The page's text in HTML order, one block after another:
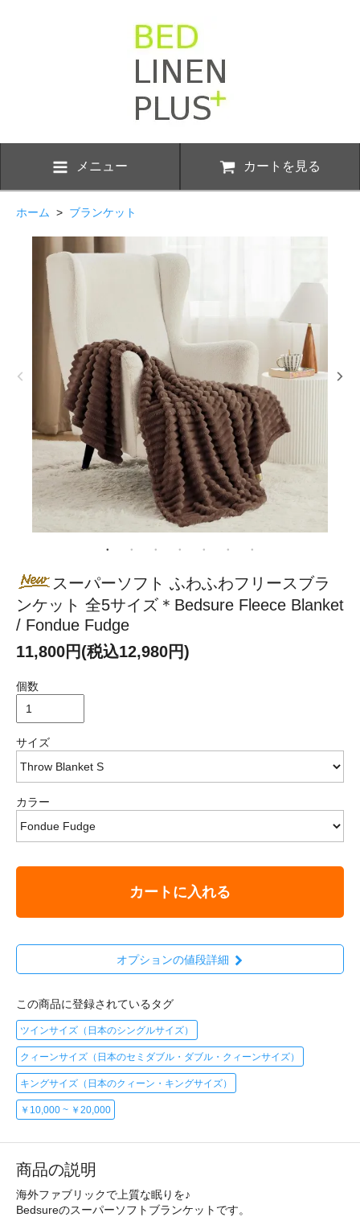
メニュー カートを見る
ホーム > ブランケット
スーパーソフト ふわふわフリースブラ
ンケット 全5サイズ＊Bedsure Fleece Blanket
/ Fondue Fudge
11,800円(税込12,980円)
個数
サイズ
カラー
カートに入れる
オプションの値段詳細
この商品に登録されているタグ
ツインサイズ（日本のシングルサイズ）
クィーンサイズ（日本のセミダブル・ダブル・クィーンサイズ）
キングサイズ（日本のクィーン・キングサイズ）
￥10,000 ~ ￥20,000
商品の説明
海外ファブリックで上質な眠りを♪
Bedsureのスーパーソフトブランケットです。